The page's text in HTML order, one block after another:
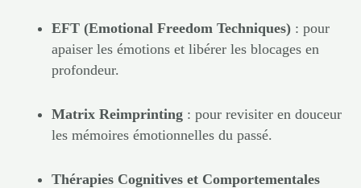
EFT (Emotional Freedom Techniques) : pour
apaiser les émotions et libérer les blocages en
profondeur.
Matrix Reimprinting : pour revisiter en douceur
les mémoires émotionnelles du passé.
Thérapies Cognitives et Comportementales